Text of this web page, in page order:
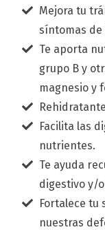
Mejora tu
síntomas
Te aporta
grupo B y
magnesio y
Facilita las
nutrientes.
Te ayuda
digestivo y/
Fortalece tu
nuestras